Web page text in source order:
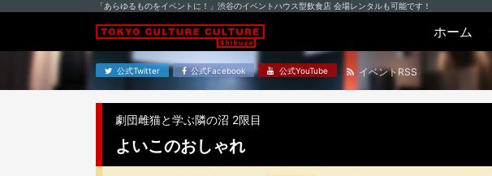
「あらゆるものをイベントに！」渋谷のイベントハウス型飲食店 会場レンタルも可能です！
ホーム
公式Twitter 公式Facebook 公式YouTube イベントRSS
劇団雌猫と学ぶ隣の沼 2限目
よいこのおしゃれ